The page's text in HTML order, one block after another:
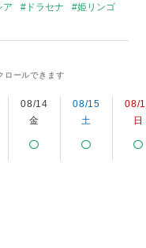
ア ドラセナ 姫リンゴ
ールできます
08/14
金
08/15
土
08/
日